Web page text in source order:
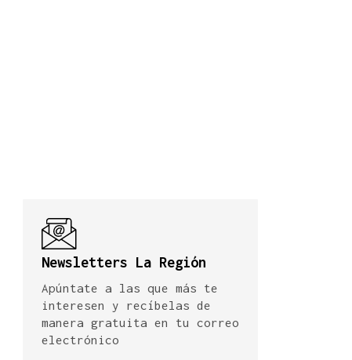
Newsletters La Región
Apúntate a las que más te
interesen y recíbelas de
manera gratuita en tu correo
electrónico